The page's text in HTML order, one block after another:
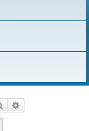
Поиск